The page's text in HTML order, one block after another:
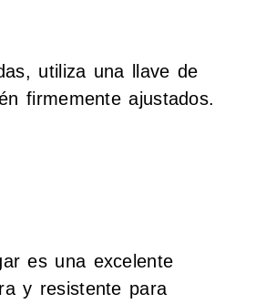
utiliza una llave de
firmemente ajustados.
es una excelente
y resistente para